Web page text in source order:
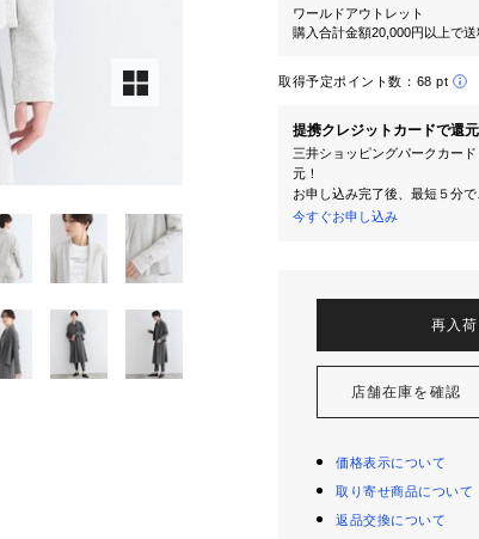
ワールドアウトレット
購入合計金額20,000円以上で
取得予定ポイント数： 68 pt
提携クレジットカードで還
三井ショッピングパークカー
元！
お申し込み完了後、最短５分で
今すぐお申し込み
再入
店舗在庫を確認
価格表示について
取り寄せ商品について
返品交換について